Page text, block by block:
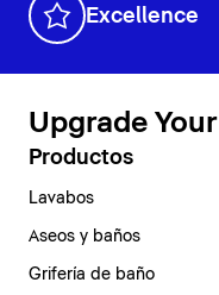
Excellence
Upgrade
Productos
Lavabos
Aseos y baños
Grifería de baño